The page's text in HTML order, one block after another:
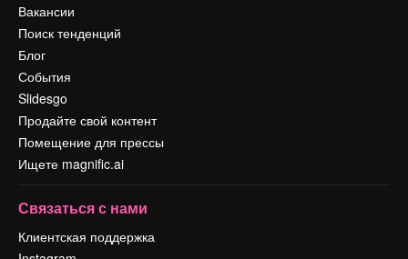
Вакансии
Поиск тенденций
Блог
События
Slidesgo
Продайте свой контент
Помещение для прессы
Ищете magnific.ai
Связаться с нами
Клиентская поддержка